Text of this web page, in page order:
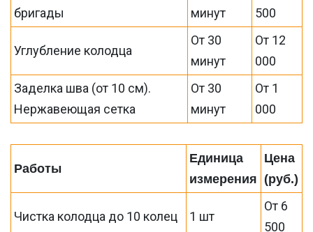
бригады
минут
500
Углубление колодца
От 30
минут
От 12
000
Заделка шва (от 10 см).
Нержавеющая сетка
От 30
минут
От 1
000
Работы
Единица
измерения
Цена
(руб.)
Чистка колодца до 10 колец 1 шт
От 6
500